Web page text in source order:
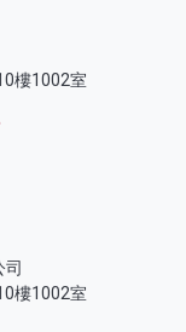
樓1002室
樓1002室